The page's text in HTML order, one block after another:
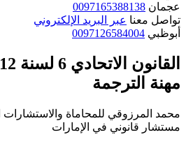
عجمان 0097165388138
تواصل معنا عبر البريد الإلكتروني
أبوظبي 0097126584004
مهنة الترجمة
محمد المرزوقي للمحاماة والاستشارات
مستشار قانوني في الإمارات